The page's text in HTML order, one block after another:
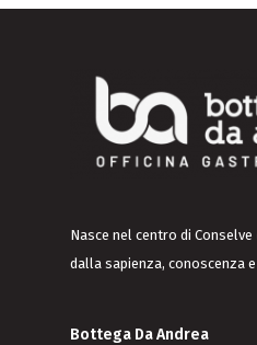
Nasce nel centro di Conselve
dalla sapienza, conoscenza
Bottega Da Andrea